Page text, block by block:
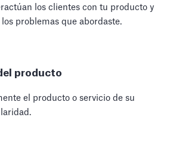
los clientes con tu producto y
problemas que abordaste.
producto
el producto o servicio de su